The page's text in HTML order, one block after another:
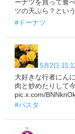
ーナツを買って食
ツの天ぷら？とい
#ドーナツ
5月2日
大好きな行者にん
肉と炒めたりして
pic.x.com/
#パスタ